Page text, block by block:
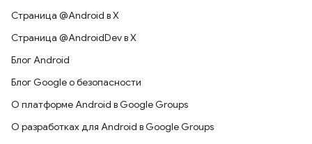
Страница @Android в X
Страница @AndroidDev в X
Блог Android
Блог Google о безопасности
О платформе Android в Google Groups
О разработках для Android в Google Groups